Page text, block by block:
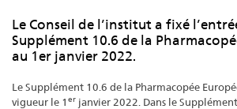
Le Conseil de l’institut a fixé
Supplément 10.6 de la
au 1er janvier 2022.
Le Supplément 10.6 de la Pharmacopée
vigueur le 1 er janvier 2022. Dans le